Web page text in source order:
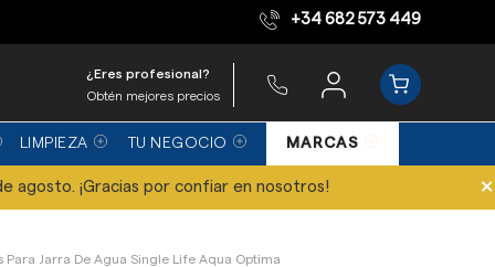
Equipo de expertos +34 682 573 449
¿Eres profesional?
Obtén mejores precios
LIMPIEZA TU NEGOCIO MARCAS
agosto. ¡Gracias por confiar en nosotros! ×
Para Jarra De Agua Single Life Aqua Optima